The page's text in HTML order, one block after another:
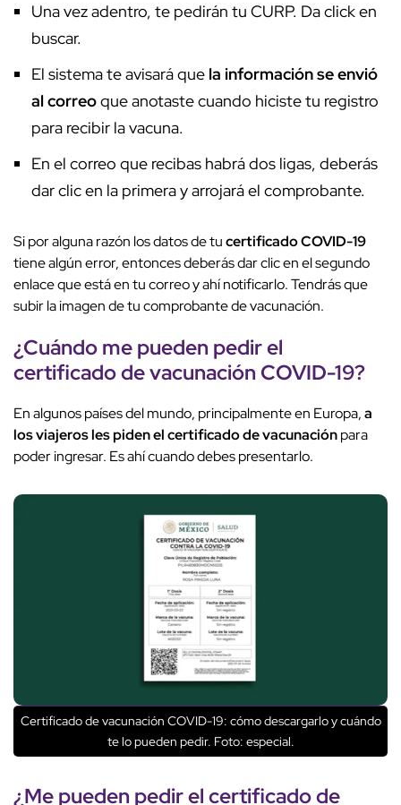
Una vez adentro, te pedirán tu CURP. Da click en
buscar.
El sistema te avisará que la información se envió
al correoque anotaste cuando hiciste tu registro
para recibir la vacuna.
En el correo que recibas habrá dos ligas, deberás
dar clic en la primera y arrojará el comprobante.
Si por alguna razón los datos de tucertificado COVID-19
tiene algún error, entonces deberás dar clic en el segundo
enlace que está en tu correo y ahí notificarlo. Tendrás que
subir la imagen de tu comprobante de vacunación.
¿Cuándo me pueden pedir el
certificado de vacunación COVID-19?
En algunos países del mundo, principalmente en Europa,a
los viajeros les piden el certificado de vacunaciónpara
poder ingresar. Es ahí cuando debes presentarlo.
Certificado de vacunación COVID-19: cómo descargarlo y cuándo
te lo pueden pedir. Foto: especial.
¿Me pueden pedir el certificado de